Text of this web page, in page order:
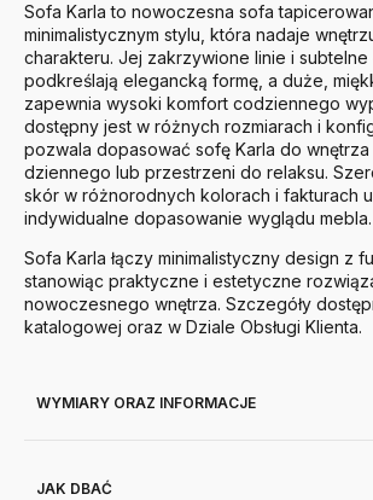
Sofa Karla to nowoczesna sofa
minimalistycznym stylu, która nadaje
charakteru. Jej zakrzywione linie i subtelne
podkreślają elegancką formę, a duże,
zapewnia wysoki komfort codziennego
dostępny jest w różnych rozmiarach i
pozwala dopasować sofę Karla do
dziennego lub przestrzeni do relaksu.
skór w różnorodnych kolorach i fakturach
indywidualne dopasowanie wyglądu mebla.
Sofa Karla łączy minimalistyczny design z
stanowiąc praktyczne i estetyczne
nowoczesnego wnętrza. Szczegóły
katalogowej oraz w Dziale Obsługi Klienta.
WYMIARY ORAZ INFORMACJE
JAK DBAĆ